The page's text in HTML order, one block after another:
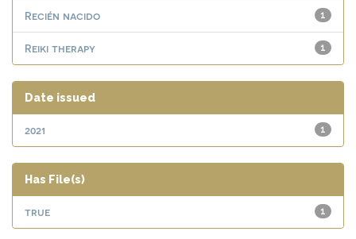
1
Recién nacido
1
Reiki therapy
Date issued
1
2021
Has File(s)
1
true